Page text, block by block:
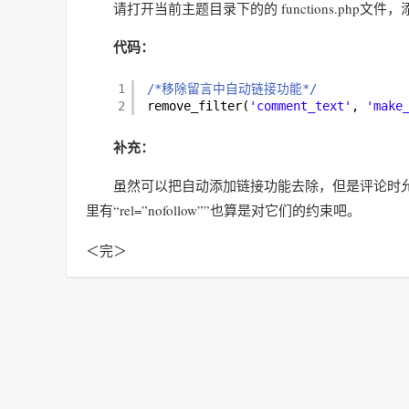
请打开当前主题目录下的的 functions.php文件，
代码：
1
2
/*移除留言中自动链接功能*/
remove_filter( 'comment_text' ,
补充：
虽然可以把自动添加链接功能去除，但是评论
里有“rel=”nofollow””也算是对它们的约束吧。
＜完＞